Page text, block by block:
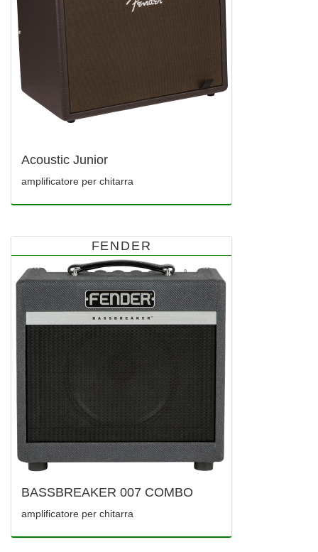
Acoustic Junior
amplificatore per chitarra
FENDER
BASSBREAKER 007 COMBO
amplificatore per chitarra